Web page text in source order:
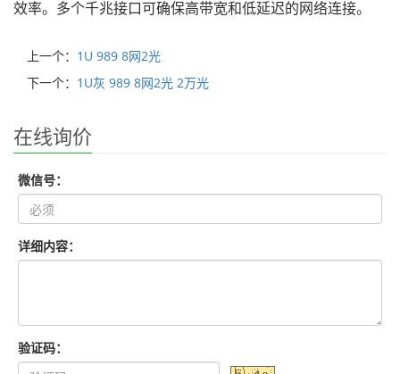
效率。多个千兆接口可确保高带宽和低延迟的网络连接。
上一个： 1U 989 8网2光
下一个： 1U灰 989 8网2光 2万光
在线询价
微信号：
详细内容：
验证码：